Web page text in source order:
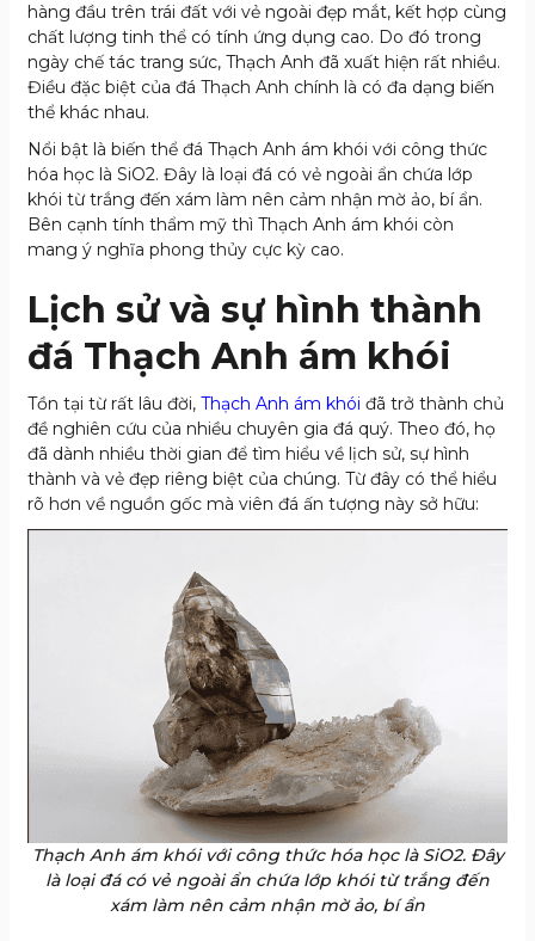
hàng đầu trên trái đất với vẻ ngoài đẹp mắt, kết hợp cùng
chất lượng tinh thể có tính ứng dụng cao. Do đó trong
ngày chế tác trang sức, Thạch Anh đã xuất hiện rất nhiều.
Điều đặc biệt của đá Thạch Anh chính là có đa dạng biến
thể khác nhau.
Nổi bật là biến thể đá Thạch Anh ám khói với công thức
hóa học là SiO2. Đây là loại đá có vẻ ngoài ẩn chứa lớp
khói từ trắng đến xám làm nên cảm nhận mờ ảo, bí ẩn.
Bên cạnh tính thẩm mỹ thì Thạch Anh ám khói còn
mang ý nghĩa phong thủy cực kỳ cao.
Lịch sử và sự hình thành
đá Thạch Anh ám khói
Tồn tại từ rất lâu đời, Thạch Anh ám khói đã trở thành chủ
đề nghiên cứu của nhiều chuyên gia đá quý. Theo đó, họ
đã dành nhiều thời gian để tìm hiểu về lịch sử, sự hình
thành và vẻ đẹp riêng biệt của chúng. Từ đây có thể hiểu
rõ hơn về nguồn gốc mà viên đá ấn tượng này sở hữu:
Thạch Anh ám khói với công thức hóa học là SiO2. Đây
là loại đá có vẻ ngoài ẩn chứa lớp khói từ trắng đến
xám làm nên cảm nhận mờ ảo, bí ẩn